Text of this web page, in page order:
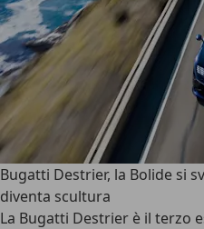
Bugatti Destrier, la Bolide si
diventa scultura
La Bugatti Destrier è il terzo